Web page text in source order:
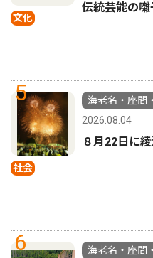
文化
伝統芸能の囃
5
社会
海老名・座間
2026.08.04
８月22日に
6
海老名・座間